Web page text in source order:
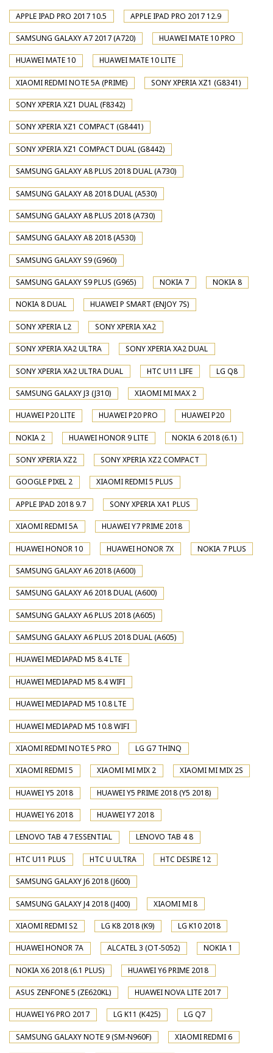
APPLE IPAD PRO 2017 10.5 APPLE IPAD PRO 2017 12.9
SAMSUNG GALAXY A7 2017 (A720) HUAWEI MATE 10 PRO
HUAWEI MATE 10 HUAWEI MATE 10 LITE
XIAOMI REDMI NOTE 5A (PRIME) SONY XPERIA XZ1 (G8341)
SONY XPERIA XZ1 DUAL (F8342)
SONY XPERIA XZ1 COMPACT (G8441)
SONY XPERIA XZ1 COMPACT DUAL (G8442)
SAMSUNG GALAXY A8 PLUS 2018 DUAL (A730)
SAMSUNG GALAXY A8 2018 DUAL (A530)
SAMSUNG GALAXY A8 PLUS 2018 (A730)
SAMSUNG GALAXY A8 2018 (A530)
SAMSUNG GALAXY S9 (G960)
SAMSUNG GALAXY S9 PLUS (G965) NOKIA 7 NOKIA 8
NOKIA 8 DUAL HUAWEI P SMART (ENJOY 7S)
SONY XPERIA L2 SONY XPERIA XA2
SONY XPERIA XA2 ULTRA SONY XPERIA XA2 DUAL
SONY XPERIA XA2 ULTRA DUAL HTC U11 LIFE LG Q8
SAMSUNG GALAXY J3 (J310) XIAOMI MI MAX 2
HUAWEI P20 LITE HUAWEI P20 PRO HUAWEI P20
NOKIA 2 HUAWEI HONOR 9 LITE NOKIA 6 2018 (6.1)
SONY XPERIA XZ2 SONY XPERIA XZ2 COMPACT
GOOGLE PIXEL 2 XIAOMI REDMI 5 PLUS
APPLE IPAD 2018 9.7 SONY XPERIA XA1 PLUS
XIAOMI REDMI 5A HUAWEI Y7 PRIME 2018
HUAWEI HONOR 10 HUAWEI HONOR 7X NOKIA 7 PLUS
SAMSUNG GALAXY A6 2018 (A600)
SAMSUNG GALAXY A6 2018 DUAL (A600)
SAMSUNG GALAXY A6 PLUS 2018 (A605)
SAMSUNG GALAXY A6 PLUS 2018 DUAL (A605)
HUAWEI MEDIAPAD M5 8.4 LTE
HUAWEI MEDIAPAD M5 8.4 WIFI
HUAWEI MEDIAPAD M5 10.8 LTE
HUAWEI MEDIAPAD M5 10.8 WIFI
XIAOMI REDMI NOTE 5 PRO LG G7 THINQ
XIAOMI REDMI 5 XIAOMI MI MIX 2 XIAOMI MI MIX 2S
HUAWEI Y5 2018 HUAWEI Y5 PRIME 2018 (Y5 2018)
HUAWEI Y6 2018 HUAWEI Y7 2018
LENOVO TAB 4 7 ESSENTIAL LENOVO TAB 4 8
HTC U11 PLUS HTC U ULTRA HTC DESIRE 12
SAMSUNG GALAXY J6 2018 (J600)
SAMSUNG GALAXY J4 2018 (J400) XIAOMI MI 8
XIAOMI REDMI S2 LG K8 2018 (K9) LG K10 2018
HUAWEI HONOR 7A ALCATEL 3 (OT-5052) NOKIA 1
NOKIA X6 2018 (6.1 PLUS) HUAWEI Y6 PRIME 2018
ASUS ZENFONE 5 (ZE620KL) HUAWEI NOVA LITE 2017
HUAWEI Y6 PRO 2017 LG K11 (K425) LG Q7
SAMSUNG GALAXY NOTE 9 (SM-N960F) XIAOMI REDMI 6